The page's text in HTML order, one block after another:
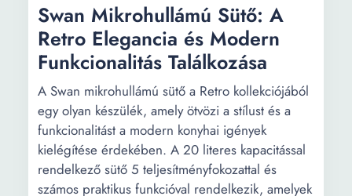
Swan Mikrohullámú Sütő: A
Retro Elegancia és Modern
Funkcionalitás Találkozása
A Swan mikrohullámú sütő a Retro kollekciójából
egy olyan készülék, amely ötvözi a stílust és a
funkcionalitást a modern konyhai igények
kielégítése érdekében. A 20 literes kapacitással
rendelkező sütő 5 teljesítményfokozattal és
számos praktikus funkcióval rendelkezik, amelyek